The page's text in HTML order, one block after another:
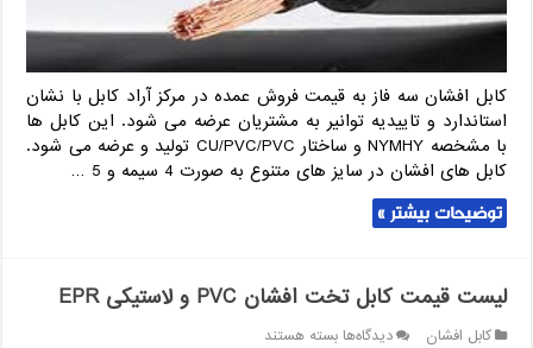
کابل افشان سه فاز به قیمت فروش عمده در مرکز آراد کابل با نشان
استاندارد و تاییدیه توانیر به مشتریان عرضه می شود. این کابل ها
با مشخصه NYMHY و ساختار CU/PVC/PVC تولید و عرضه می شود.
کابل های افشان در سایز های متنوع به صورت 4 سیمه و 5 …
توضیحات بیشتر »
لیست قیمت کابل تخت افشان PVC و لاستیکی EPR
کابل افشان دیدگاه‌هابرای
بسته هستند